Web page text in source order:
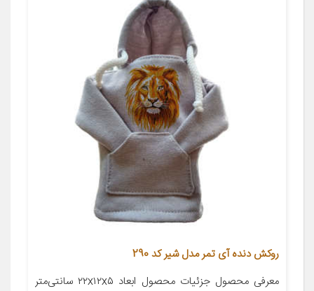
روکش دنده آی تمر مدل شیر کد 290
معرفی محصول جزئیات محصول ابعاد ۲۲x۱۲x۵ سانتی‌متر